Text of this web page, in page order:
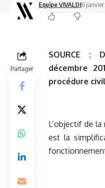
Equipe VIVALDI6
Partager
SOURCE :
décembre
procédure
L’objectif de
est la